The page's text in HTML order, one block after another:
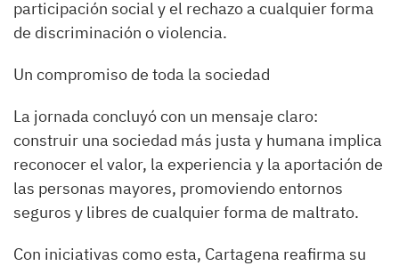
participación social y el rechazo a cualquier forma
de discriminación o violencia.
Un compromiso de toda la sociedad
La jornada concluyó con un mensaje claro:
construir una sociedad más justa y humana implica
reconocer el valor, la experiencia y la aportación de
las personas mayores, promoviendo entornos
seguros y libres de cualquier forma de maltrato.
Con iniciativas como esta, Cartagena reafirma su